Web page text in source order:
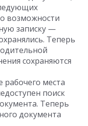
возможности
записку —
Теперь
сохраняются
рабочего места
поиск
Теперь
документа